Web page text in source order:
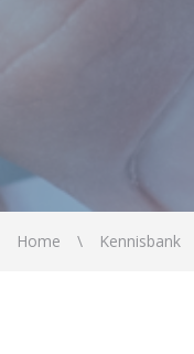
Home Kennisbank